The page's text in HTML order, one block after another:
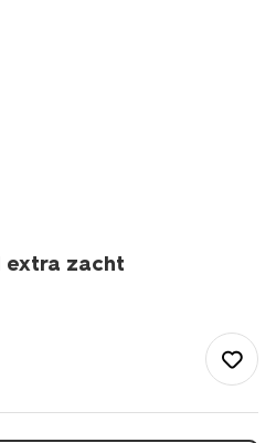
extra zacht
handdoeken-